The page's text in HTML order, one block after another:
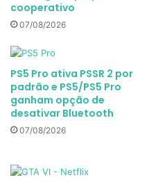
cooperativo
07/08/2026
PS5 Pro ativa PSSR 2 por
padrão e PS5/PS5 Pro
ganham opção de
desativar Bluetooth
07/08/2026